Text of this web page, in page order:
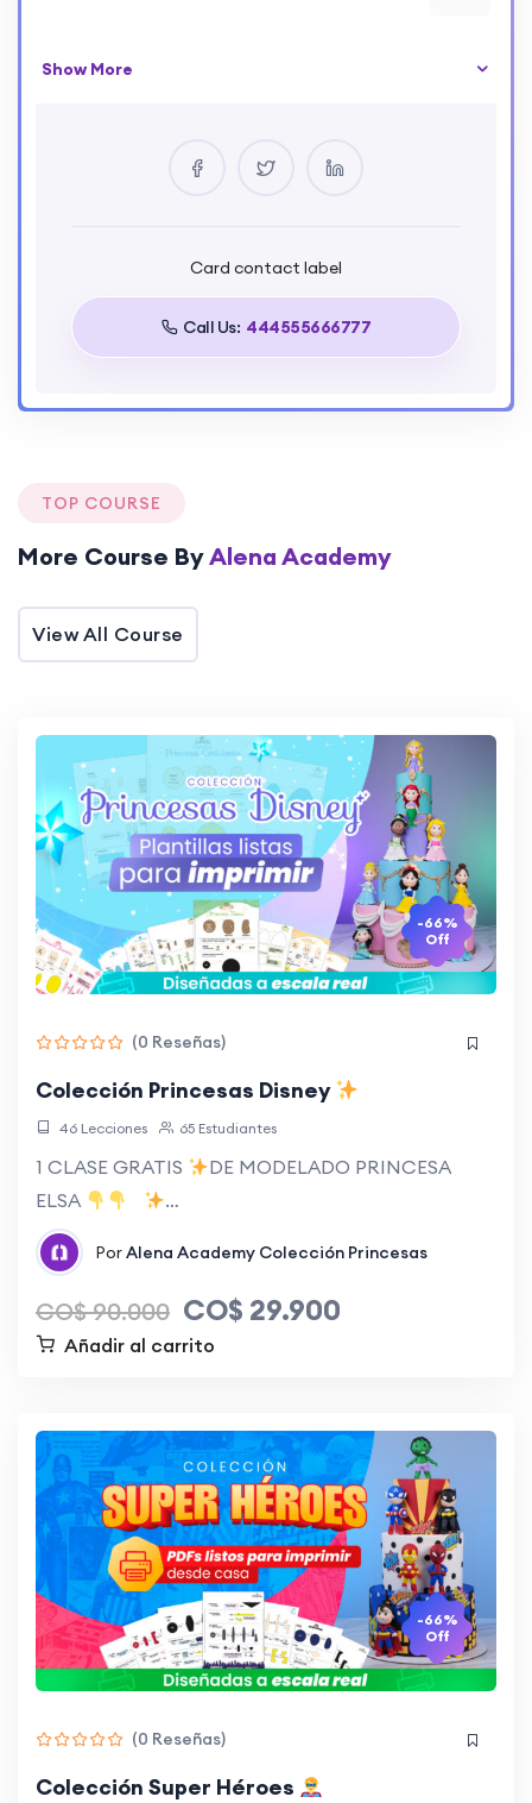
Alena Academy
Show More
Card contact label
Call Us: 444555666777
TOP COURSE
More Course ByAlena Academy
View All Course
-66%
Off
(0 Reseñas)
Colección Princesas Disney
46 Lecciones 65 Estudiantes
1 CLASE GRATIS
DE MODELADO PRINCESA
ELSA
…
PorAlena Academy Colección Princesas
CO$90.000 CO$ 29.900
Añadir al carrito
-66%
Off
(0 Reseñas)
Colección Super Héroes